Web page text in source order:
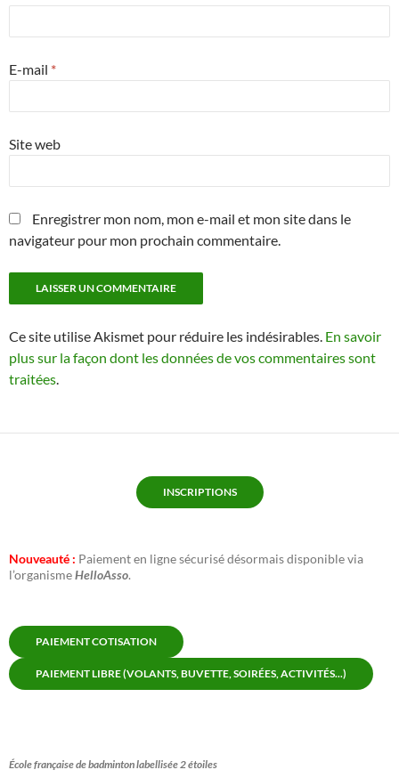
E-mail *
Site web
Enregistrer mon nom, mon e-mail et mon site dans le
navigateur pour mon prochain commentaire.
Ce site utilise Akismet pour réduire les indésirables. En savoir
plus sur la façon dont les données de vos commentaires sont
traitées.
INSCRIPTIONS
Nouveauté : Paiement en ligne sécurisé désormais disponible via
l’organismeHelloAsso.
PAIEMENT COTISATION
PAIEMENT LIBRE (VOLANTS, BUVETTE, SOIRÉES, ACTIVITÉS...)
École française de badminton labellisée 2 étoiles